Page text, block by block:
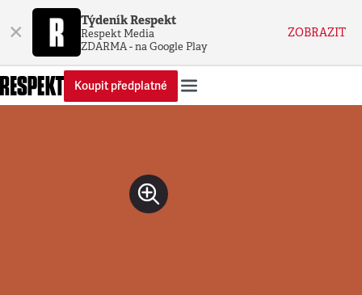
× Týdeník Respekt
Respekt Media
ZDARMA - na Google Play
ZOBRAZIT
Koupit předplatné